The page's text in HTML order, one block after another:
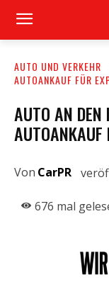
AUTO UND VERKEHR
AUTOANKAUF FÜR
AUTO AN DEN
AUTOANKAUF
Von CarPR
676 mal